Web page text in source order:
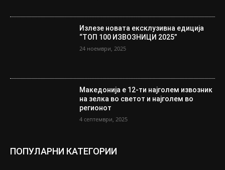
Излезе новата ексклузивна едиција
“ТОП 100 ИЗВОЗНИЦИ 2025”
24 ноември, 2025
Македонија е 12-ти најголем извозник
на зелка во светот и најголем во
регионот
4 септември, 2025
ПОПУЛАРНИ КАТЕГОРИИ